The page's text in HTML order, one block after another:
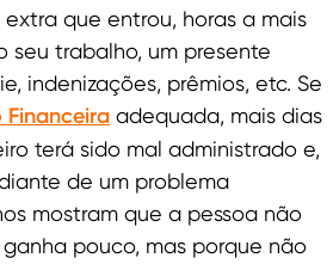
que entrou, horas a mais
seu trabalho, um presente
indenizações, prêmios, etc. Se
Financeira adequada, mais dias
terá sido mal administrado e,
de um problema
mostram que a pessoa não
pouco, mas porque não